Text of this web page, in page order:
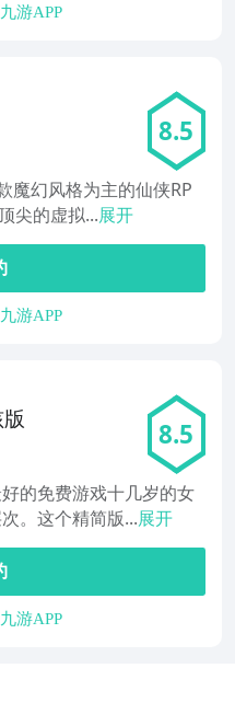
游APP
8.5
魔幻风格为主的仙侠RP
尖的虚拟...展开
游APP
8.5
的免费游戏十几岁的女
。这个精简版...展开
游APP